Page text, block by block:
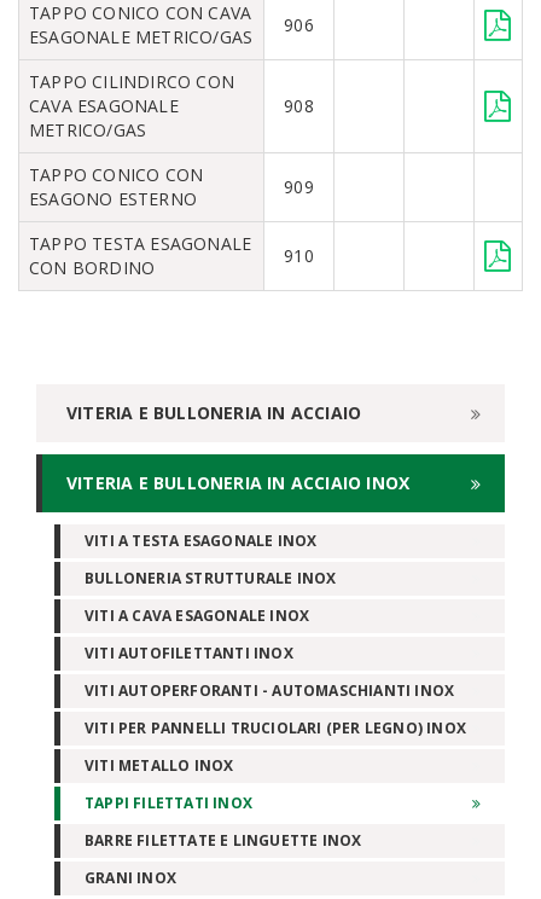
VITERIA E BULLONERIA IN ACCIAIO
VITERIA E BULLONERIA IN ACCIAIO INOX
VITI A TESTA ESAGONALE INOX
BULLONERIA STRUTTURALE INOX
VITI A CAVA ESAGONALE INOX
VITI AUTOFILETTANTI INOX
VITI AUTOPERFORANTI - AUTOMASCHIANTI INOX
VITI PER PANNELLI TRUCIOLARI (PER LEGNO) INOX
VITI METALLO INOX
TAPPI FILETTATI INOX
BARRE FILETTATE E LINGUETTE INOX
GRANI INOX
TAPPO CONICO CON CAVA
ESAGONALE METRICO/GAS
906
TAPPO CILINDIRCO CON
CAVA ESAGONALE
METRICO/GAS
908
TAPPO CONICO CON
ESAGONO ESTERNO
909
TAPPO TESTA ESAGONALE
CON BORDINO
910